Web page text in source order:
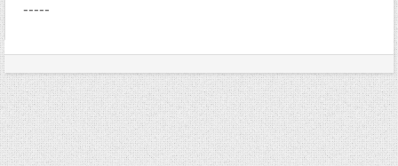
-----